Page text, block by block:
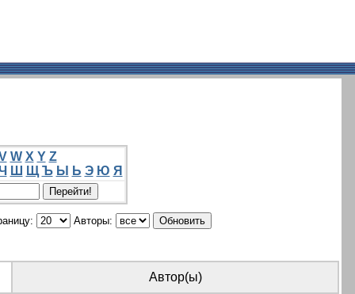
W X Y Z
Ш Щ Ъ Ы Ь Э Ю Я
Авторы:
Автор(ы)